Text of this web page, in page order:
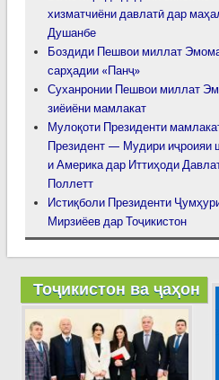
хизматчиёни давлатӣ дар
Душанбе
Боздиди Пешвои миллат
сарҳадии «Панҷ»
Суханронии Пешвои миллат
зиёиёни мамлакат
Мулоқоти Президенти
Президент — Мудири иҷроияи
и Америка дар Иттиҳоди
Поллетт
Истиқболи Президенти
Мирзиёев дар Тоҷикистон
Тоҷикистон ва ҷаҳон